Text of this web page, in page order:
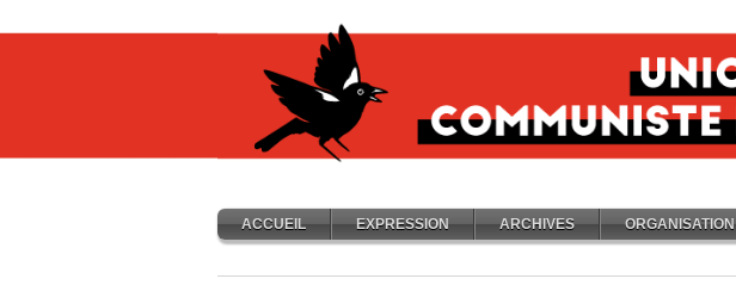
ACCUEIL EXPRESSION ARCHIVES ORGANISATION